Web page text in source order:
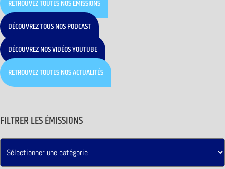
RETROUVEZ TOUTES NOS ÉMISSIONS
DÉCOUVREZ TOUS NOS PODCAST
DÉCOUVREZ NOS VIDÉOS YOUTUBE
RETROUVEZ TOUTES NOS ACTUALITÉS
FILTRER LES ÉMISSIONS